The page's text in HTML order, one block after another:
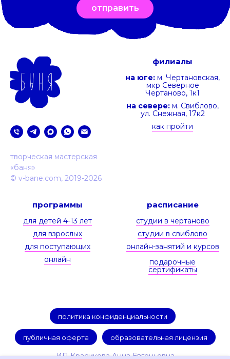
отправить
творческая мастерская
«‎баня»
© v-bane.com, 2019-2026
филиалы
на юге: м. Чертановская,
мкр Северное
Чертаново, 1к1
на севере: м. Свиблово,
ул. Снежная, 17к2
как пройти
программы
для детей 4-13 лет
для взрослых
для поступающих
онлайн
расписание
студии в чертаново
студии в свиблово
онлайн-занятий и курсов
подарочные
сертификаты
политика конфиденциальности
публичная оферта образовательная лицензия
ИП Красикова Анна Евгеньевна